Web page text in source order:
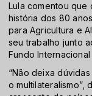
Lula comentou que
história dos 80
para Agricultura e
seu trabalho junto
Fundo
“Não deixa
o multilateralismo”,